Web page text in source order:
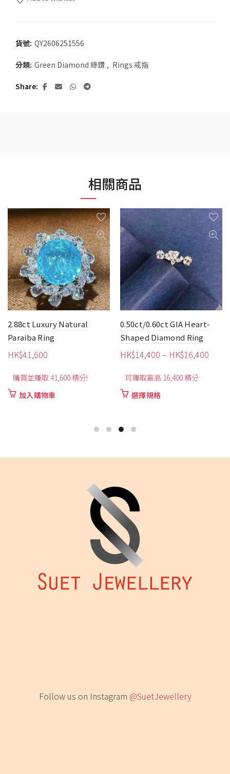
貨號: QY2606251556
分類: Green Diamond 綠鑽 , Rings 戒指
Share
相關商品
2.88ct Luxury Natural
Paraiba Ring
HK$41,600
購買並賺取 41,600 積分!
加入購物車
0.50ct/0.60ct GIA Heart-
Shaped Diamond Ring
HK$14,400 – HK$16,400
可賺取最高 16,400 積分
選擇規格此
選
項
Follow us on Instagram @SuetJewellery